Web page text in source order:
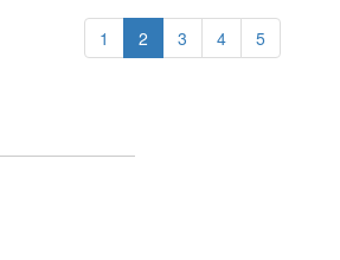
1 2 3 4 5